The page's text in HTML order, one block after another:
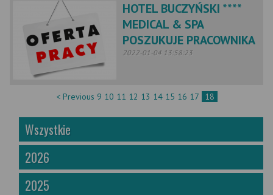
HOTEL BUCZYŃSKI ****
MEDICAL & SPA
POSZUKUJE PRACOWNIKA
2022-01-04 13:58:23
< Previous 9 10 11 12 13 14 15 16 17 18
Wszystkie
2026
2025